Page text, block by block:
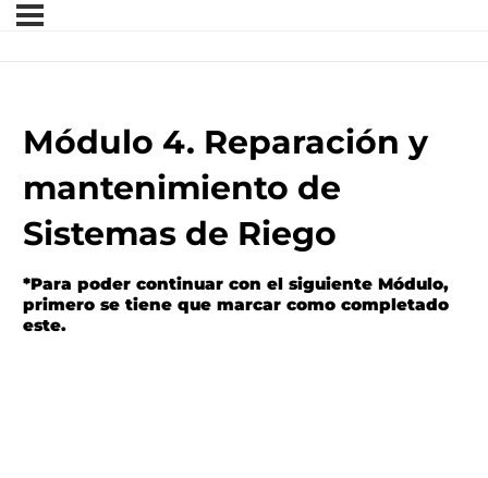
Módulo 4. Reparación y
mantenimiento de
Sistemas de Riego
*Para poder continuar con el siguiente Módulo,
primero se tiene que marcar como completado
este.